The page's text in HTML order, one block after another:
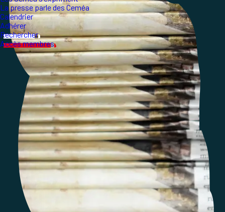
La presse parle des Ceméa
Calendrier
Adhérer
Rechercher
Accès membres